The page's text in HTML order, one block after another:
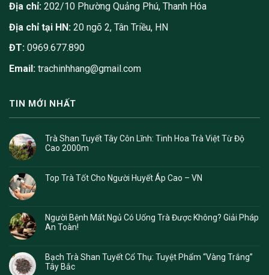
Địa chỉ: 202/10 Phường Quảng Phú, Thanh Hóa
Địa chỉ tại HN: 20 ngõ 2, Tân Triều, HN
ĐT: 0969.677.890
Email: trachinhhang@gmail.com
TIN MỚI NHẤT
Trà Shan Tuyết Tây Côn Lĩnh: Tinh Hoa Trà Việt Từ Độ
Cao 2000m
Top Trà Tốt Cho Người Huyết Áp Cao – VN
Người Bệnh Mất Ngủ Có Uống Trà Được Không? Giải Pháp
An Toàn!
Bạch Trà Shan Tuyết Cổ Thụ: Tuyệt Phẩm “Vàng Trắng”
Tây Bắc